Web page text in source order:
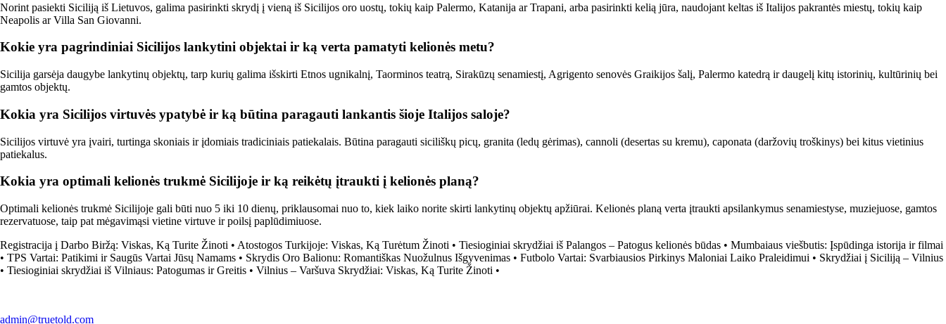
Norint pasiekti Siciliją iš Lietuvos, galima pasirinkti skrydį į vieną iš Sicilijos oro uostų, tokių kaip Palermo, Katanija ar Trapani, arba pasirinkti kelią jūra, naudojant keltas iš Italijos pakrantės miestų, tokių kaip
Neapolis ar Villa San Giovanni.
Kokie yra pagrindiniai Sicilijos lankytini objektai ir ką verta pamatyti kelionės metu?
Sicilija garsėja daugybe lankytinų objektų, tarp kurių galima išskirti Etnos ugnikalnį, Taorminos teatrą, Sirakūzų senamiestį, Agrigento senovės Graikijos šalį, Palermo katedrą ir daugelį kitų istorinių, kultūrinių bei
gamtos objektų.
Kokia yra Sicilijos virtuvės ypatybė ir ką būtina paragauti lankantis šioje Italijos saloje?
Sicilijos virtuvė yra įvairi, turtinga skoniais ir įdomiais tradiciniais patiekalais. Būtina paragauti siciliškų picų, granita (ledų gėrimas), cannoli (desertas su kremu), caponata (daržovių troškinys) bei kitus vietinius
patiekalus.
Kokia yra optimali kelionės trukmė Sicilijoje ir ką reikėtų įtraukti į kelionės planą?
Optimali kelionės trukmė Sicilijoje gali būti nuo 5 iki 10 dienų, priklausomai nuo to, kiek laiko norite skirti lankytinų objektų apžiūrai. Kelionės planą verta įtraukti apsilankymus senamiestyse, muziejuose, gamtos
rezervatuose, taip pat mėgavimąsi vietine virtuve ir poilsį paplūdimiuose.
Registracija į Darbo Biržą: Viskas, Ką Turite Žinoti • Atostogos Turkijoje: Viskas, Ką Turėtum Žinoti • Tiesioginiai skrydžiai iš Palangos – Patogus kelionės būdas • Mumbaiaus viešbutis: Įspūdinga istorija ir filmai
• TPS Vartai: Patikimi ir Saugūs Vartai Jūsų Namams • Skrydis Oro Balionu: Romantiškas Nuožulnus Išgyvenimas • Futbolo Vartai: Svarbiausios Pirkinys Maloniai Laiko Praleidimui • Skrydžiai į Siciliją – Vilnius
• Tiesioginiai skrydžiai iš Vilniaus: Patogumas ir Greitis • Vilnius – Varšuva Skrydžiai: Viskas, Ką Turite Žinoti •
admin@truetold.com